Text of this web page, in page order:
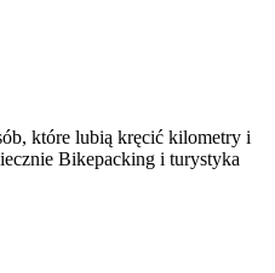
które lubią kręcić kilometry i
Bikepacking i turystyka